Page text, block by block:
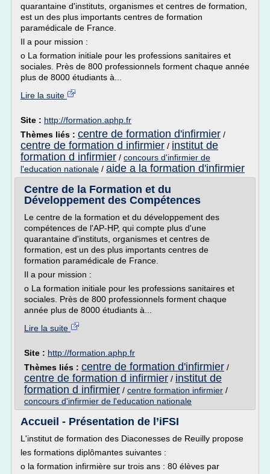
quarantaine d'instituts, organismes et centres de formation,
est un des plus importants centres de formation
paramédicale de France.
Il a pour mission :
o La formation initiale pour les professions sanitaires et
sociales. Près de 800 professionnels forment chaque année
plus de 8000 étudiants à...
Lire la suite
Site : http://formation.aphp.fr
Thèmes liés : centre de formation d'infirmier /
centre de formation d infirmier / institut de
formation d infirmier / concours d'infirmier de
l'education nationale / aide a la formation d'infirmier
Centre de la Formation et du
Développement des Compétences
Le centre de la formation et du développement des
compétences de l'AP-HP, qui compte plus d'une
quarantaine d'instituts, organismes et centres de
formation, est un des plus importants centres de
formation paramédicale de France.
Il a pour mission :
o La formation initiale pour les professions sanitaires et
sociales. Près de 800 professionnels forment chaque
année plus de 8000 étudiants à...
Lire la suite
Site : http://formation.aphp.fr
Thèmes liés : centre de formation d'infirmier /
centre de formation d infirmier / institut de
formation d infirmier / centre formation infirmier /
concours d'infirmier de l'education nationale
Accueil - Présentation de l’iFSI
L'institut de formation des Diaconesses de Reuilly propose
les formations diplômantes suivantes :
o la formation infirmière sur trois ans : 80 élèves par